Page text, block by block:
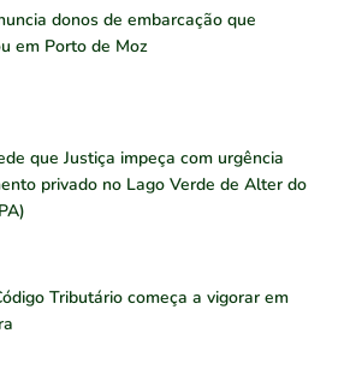
donos de embarcação que
em Porto de Moz
que Justiça impeça com urgência
privado no Lago Verde de Alter do
Tributário começa a vigorar em